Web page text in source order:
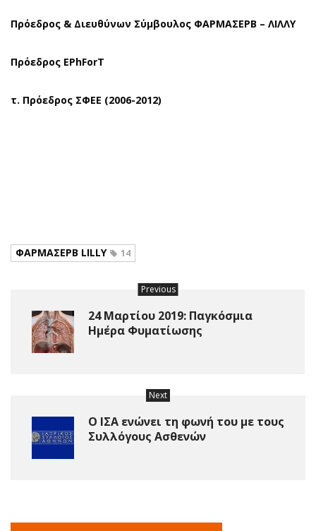
Πρόεδρος & Διευθύνων Σύμβουλος ΦΑΡΜΑΣΕΡΒ – ΛΙΛΛΥ
Πρόεδρος EPhForT
τ. Πρόεδρος ΣΦΕΕ (2006-2012)
ΦΑΡΜΑΣΕΡΒ LILLY 14
Previous
24 Μαρτίου 2019: Παγκόσμια
Ημέρα Φυματίωσης
Next
Ο ΙΣΑ ενώνει τη φωνή του με τους
Συλλόγους Ασθενών